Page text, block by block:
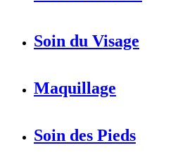
Soin du Visage
Maquillage
Soin des Pieds